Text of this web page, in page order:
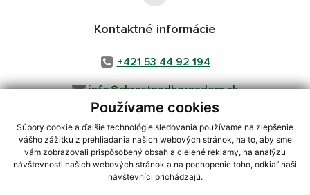
Používame cookies
Súbory cookie a ďalšie technológie sledovania používame na zlepšenie
vášho zážitku z prehliadania našich webových stránok, na to, aby sme
vám zobrazovali prispôsobený obsah a cielené reklamy, na analýzu
návštevnosti našich webových stránok a na pochopenie toho, odkiaľ naši
návštevníci prichádzajú.
Kontaktné informácie
+421 53 44 92 194
info@chrastnadhornadom.sk
využite možnosť získavania aktuálnych informácií s využitím RSS
CMS systém (redakčný) systém ECHELON 2,Mapa stránok,web portál
webex.digital, s.r.o.,domény,registrácia domény